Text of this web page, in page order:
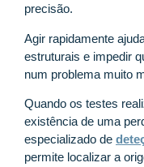
precisão.
Agir rapidamente
estruturais e impedir
num problema muito
Quando os testes
existência de uma
especializado de
permite localizar a